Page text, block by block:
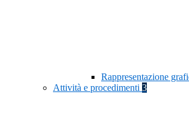
Rappresentazione
Attività e procedimenti 3